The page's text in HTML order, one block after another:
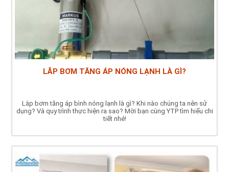
LẮP BƠM TĂNG ÁP NÓNG LẠNH LÀ GÌ?
Lắp bơm tăng áp bình nóng lạnh là gì? Khi nào chúng ta nên sử
dụng? Và quy trình thực hiện ra sao? Mời bạn cùng YTP tìm hiểu chi
tiết nhé!